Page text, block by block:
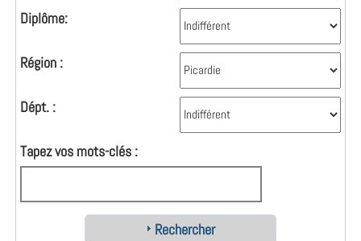
Diplôme:
Région :
Dépt. :
Tapez vos mots-clés :
Rechercher